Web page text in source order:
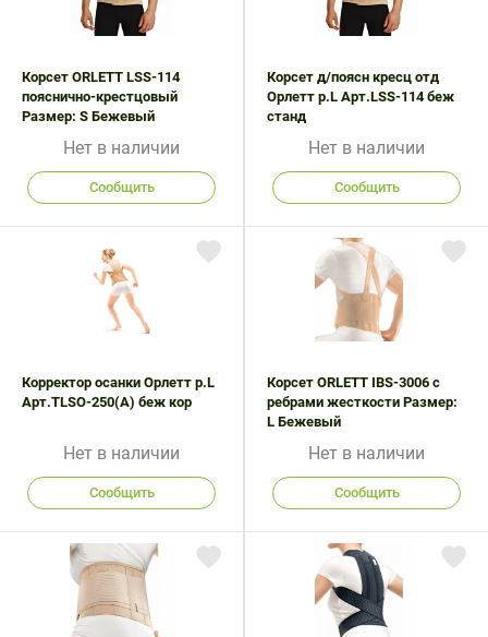
Корсет ORLETT LSS-114
пояснично-крестцовый
Размер: S Бежевый
Нет в наличии
Сообщить
Корсет д/поясн кресц отд
Орлетт р.L Арт.LSS-114 беж
станд
Нет в наличии
Сообщить
Корректор осанки Орлетт р.L
Арт.TLSO-250(A) беж кор
Нет в наличии
Сообщить
Корсет ORLETT IBS-3006 с
ребрами жесткости Размер:
L Бежевый
Нет в наличии
Сообщить
Средства
алкоголизма
и курения
Стоматологические